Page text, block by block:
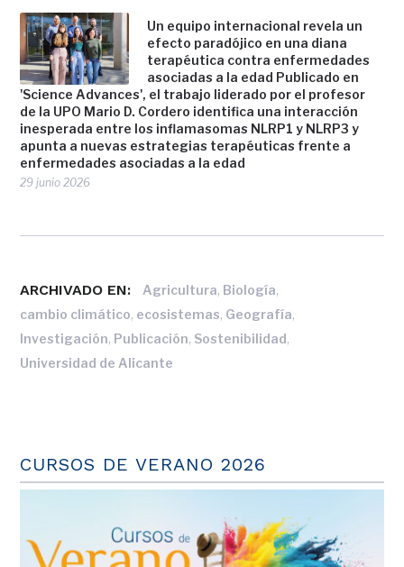
Un equipo internacional revela un
efecto paradójico en una diana
terapéutica contra enfermedades
asociadas a la edad Publicado en
'Science Advances', el trabajo liderado por el profesor
de la UPO Mario D. Cordero identifica una interacción
inesperada entre los inflamasomas NLRP1 y NLRP3 y
apunta a nuevas estrategias terapéuticas frente a
enfermedades asociadas a la edad
29 junio 2026
ARCHIVADO EN: Agricultura, Biología,
cambio climático, ecosistemas, Geografía,
Investigación, Publicación, Sostenibilidad,
Universidad de Alicante
CURSOS DE VERANO 2026